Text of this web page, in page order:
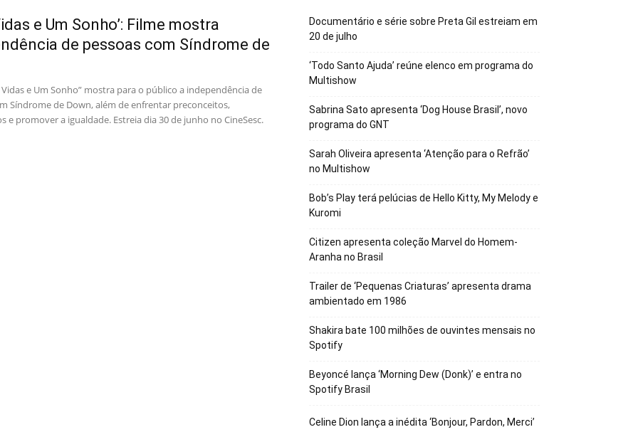
e Um Sonho’: Filme mostra
de pessoas com Síndrome de
Vidas e Um Sonho” mostra para o público a independência de
Síndrome de Down, além de enfrentar preconceitos,
e promover a igualdade. Estreia dia 30 de junho no CineSesc.
Documentário e série sobre Preta Gil estreiam em
20 de julho
‘Todo Santo Ajuda’ reúne elenco em programa do
Multishow
Sabrina Sato apresenta ‘Dog House Brasil’, novo
programa do GNT
Sarah Oliveira apresenta ‘Atenção para o Refrão’
no Multishow
Bob’s Play terá pelúcias de Hello Kitty, My Melody e
Kuromi
Citizen apresenta coleção Marvel do Homem-
Aranha no Brasil
Trailer de ‘Pequenas Criaturas’ apresenta drama
ambientado em 1986
Shakira bate 100 milhões de ouvintes mensais no
Spotify
Beyoncé lança ‘Morning Dew (Donk)’ e entra no
Spotify Brasil
Celine Dion lança a inédita ‘Bonjour, Pardon, Merci’